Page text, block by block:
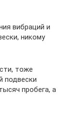
вибраций и
никому
тоже
подвески
пробега, а